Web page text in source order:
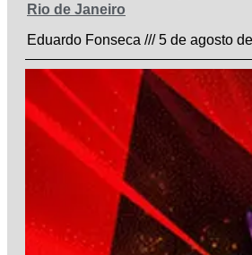
Rio de Janeiro
Eduardo Fonseca
5 de agosto